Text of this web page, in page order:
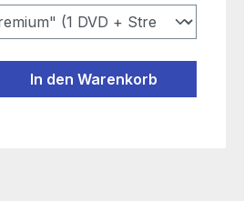
Gib den
In den Warenkorb